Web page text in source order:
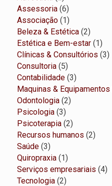
produtos
Assessoria 66
produtos
Associação 11
produto
Beleza & Estética 22
Estética e Bem-estar 11
Clínicas & Consultórios 33
Consultoria 55
produtos
Contabilidade 33
produtos
Maquinas & Equipamentos
Odontologia 22
Psicologia 33
produtos
Psicoterapia 22
produtos
Recursos humanos 22
Saúde 33
produtos
Quiropraxia 11
produto
Serviços empresariais 44
Tecnologia 22